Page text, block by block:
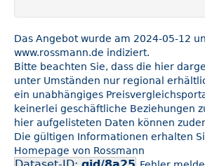
Das Angebot wurde am 2024-05-12
www.rossmann.de indiziert.
Bitte beachten Sie, dass die hier
unter Umständen nur regional
ein unabhängiges
keinerlei geschäftliche Beziehungen
hier aufgelisteten Daten können
Die gültigen Informationen erhalten
Homepage von Rossmann